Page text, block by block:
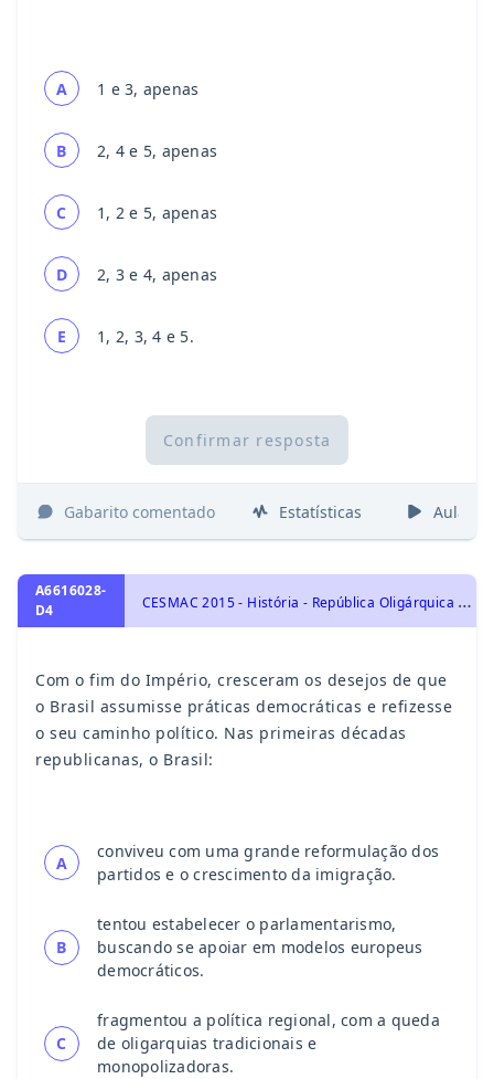
A 1 e 3, apenas
B 2, 4 e 5, apenas
C 1, 2 e 5, apenas
D 2, 3 e 4, apenas
E 1, 2, 3, 4 e 5.
Confirmar resposta
Gabarito comentado Estatísticas Aulas
A6616028-
D4
C
ESMAC 2015 - História - República Oligárquica - 1889 a 1930, História do Brasil
Com o fim do Império, cresceram os desejos de que
o Brasil assumisse práticas democráticas e refizesse
o seu caminho político. Nas primeiras décadas
republicanas, o Brasil:
A
conviveu com uma grande reformulação dos
partidos e o crescimento da imigração.
B
tentou estabelecer o parlamentarismo,
buscando se apoiar em modelos europeus
democráticos.
C
fragmentou a política regional, com a queda
de oligarquias tradicionais e
monopolizadoras.